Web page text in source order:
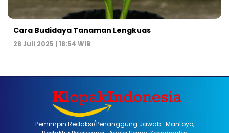
Cara Budidaya Tanaman Lengkuas
28 Juli 2025 | 18:54 WIB
Pemimpin Redaksi/Penanggung Jawab : Mantoyo,